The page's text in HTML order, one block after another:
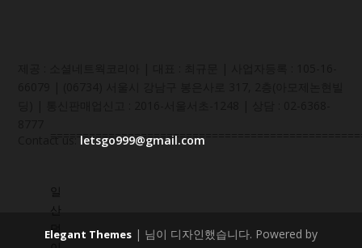
일
산
덕
letsgo999@gmail.com
Elegant Themes | 님이 디자인했습니다. Powered by